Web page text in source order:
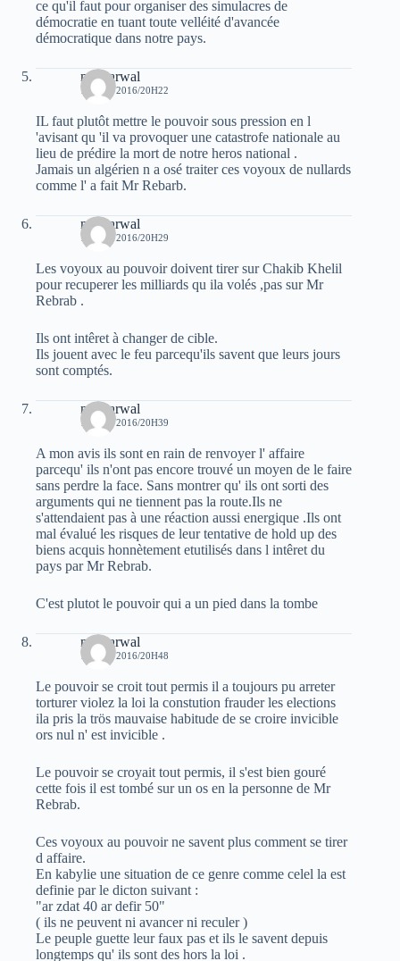
ce qu'il faut pour organiser des simulacres de
démocratie en tuant toute velléité d'avancée
démocratique dans notre pays.
moh arwal
15 MAI 2016/20H22
IL faut plutôt mettre le pouvoir sous pression en l
'avisant qu 'il va provoquer une catastrofe nationale au
lieu de prédire la mort de notre heros national .
Jamais un algérien n a osé traiter ces voyoux de nullards
comme l' a fait Mr Rebarb.
moh arwal
15 MAI 2016/20H29
Les voyoux au pouvoir doivent tirer sur Chakib Khelil
pour recuperer les milliards qu ila volés ,pas sur Mr
Rebrab .
Ils ont intêret à changer de cible.
Ils jouent avec le feu parcequ'ils savent que leurs jours
sont comptés.
moh arwal
15 MAI 2016/20H39
A mon avis ils sont en rain de renvoyer l' affaire
parcequ' ils n'ont pas encore trouvé un moyen de le faire
sans perdre la face. Sans montrer qu' ils ont sorti des
arguments qui ne tiennent pas la route.Ils ne
s'attendaient pas à une réaction aussi energique .Ils ont
mal évalué les risques de leur tentative de hold up des
biens acquis honnètement etutilisés dans l intêret du
pays par Mr Rebrab.
C'est plutot le pouvoir qui a un pied dans la tombe
moh arwal
15 MAI 2016/20H48
Le pouvoir se croit tout permis il a toujours pu arreter
torturer violez la loi la constution frauder les elections
ila pris la trös mauvaise habitude de se croire invicible
ors nul n' est invicible .
Le pouvoir se croyait tout permis, il s'est bien gouré
cette fois il est tombé sur un os en la personne de Mr
Rebrab.
Ces voyoux au pouvoir ne savent plus comment se tirer
d affaire.
En kabylie une situation de ce genre comme celel la est
definie par le dicton suivant :
"ar zdat 40 ar defir 50"
( ils ne peuvent ni avancer ni reculer )
Le peuple guette leur faux pas et ils le savent depuis
longtemps qu' ils sont des hors la loi .